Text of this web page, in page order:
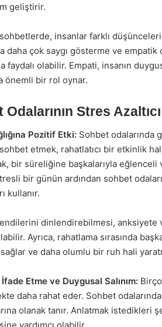
geliştirir.
insanlar farklı
daha çok saygı gösterme ve
faydalı olabilir. Empati, insanın
önemli bir rol oynar.
Odalarının Stres
Pozitif Etki: Sohbet odalarında
etmek, rahatlatıcı bir etkinlik
bir süreliğine başkalarıyla
bir günün ardından sohbet
kullanır.
dinlendirebilmesi, anksiyete
Ayrıca, rahatlama sırasında
ve daha olumlu bir ruh hali
Etme ve Duygusal Salınım:
daha rahat eder. Sohbet
olanak tanır. Anlatmak